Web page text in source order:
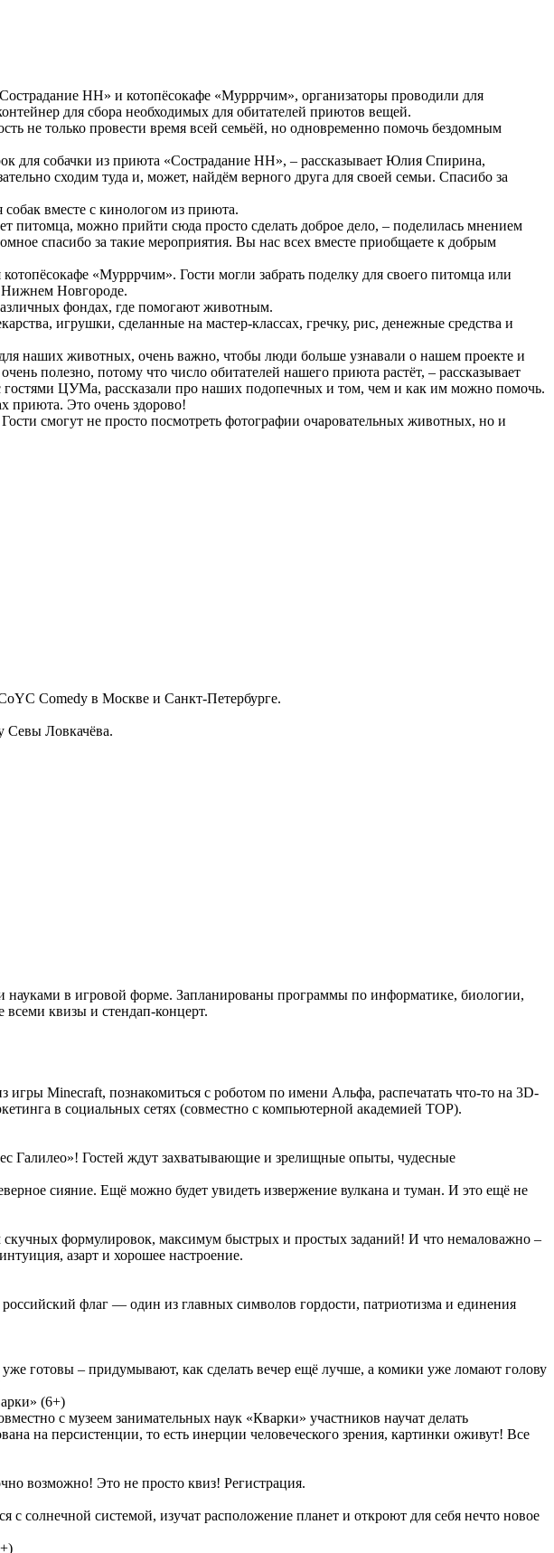
НН» и котопёсокафе «Мурррчим», организаторы проводили для
для сбора необходимых для обитателей приютов вещей.
не только провести время всей семьёй, но одновременно помочь бездомным
для собачки из приюта «Сострадание НН», – рассказывает Юлия Спирина,
сходим туда и, может, найдём верного друга для своей семьи. Спасибо за
вместе с кинологом из приюта.
питомца, можно прийти сюда просто сделать доброе дело, – поделилась мнением
спасибо за такие мероприятия. Вы нас всех вместе приобщаете к добрым
«Мурррчим». Гости могли забрать поделку для своего питомца или
Нижнем Новгороде.
фондах, где помогают животным.
игрушки, сделанные на мастер-классах, гречку, рис, денежные средства и
наших животных, очень важно, чтобы люди больше узнавали о нашем проекте и
полезно, потому что число обитателей нашего приюта растёт, – рассказывает
ЦУМа, рассказали про наших подопечных и том, чем и как им можно помочь.
приюта. Это очень здорово!
смогут не просто посмотреть фотографии очаровательных животных, но и
Comedy в Москве и Санкт-Петербурге.
Севы Ловкачёва.
в игровой форме. Запланированы программы по информатике, биологии,
квизы и стендап-концерт.
игры Minecraft, познакомиться с роботом по имени Альфа, распечатать что-то на 3D-
в социальных сетях (совместно с компьютерной академией TOP).
Галилео»! Гостей ждут захватывающие и зрелищные опыты, чудесные
сияние. Ещё можно будет увидеть извержение вулкана и туман. И это ещё не
формулировок, максимум быстрых и простых заданий! И что немаловажно –
азарт и хорошее настроение.
флаг — один из главных символов гордости, патриотизма и единения
готовы – придумывают, как сделать вечер ещё лучше, а комики уже ломают голову
(6+)
с музеем занимательных наук «Кварки» участников научат делать
на персистенции, то есть инерции человеческого зрения, картинки оживут! Все
возможно! Это не просто квиз! Регистрация.
солнечной системой, изучат расположение планет и откроют для себя нечто новое